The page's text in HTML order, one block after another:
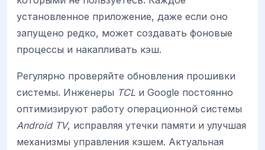
установленное приложение, даже если оно
запущено редко, может создавать фоновые
процессы и накапливать кэш.
Регулярно проверяйте обновления прошивки
системы. Инженеры TCL и Google постоянно
оптимизируют работу операционной системы
Android TV, исправляя утечки памяти и улучшая
механизмы управления кэшем. Актуальная